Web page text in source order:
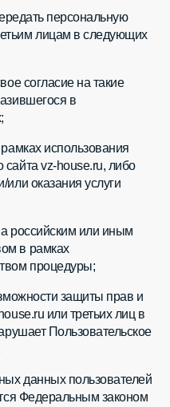
персональную
лицам в следующих
согласие на такие
в
использования
сайта vz-house.ru, либо
оказания услуги
российским или иным
в рамках
процедуры;
защиты прав и
или третьих лиц в
Пользовательское
данных пользователей
Федеральным законом